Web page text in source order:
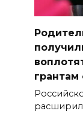
грантам